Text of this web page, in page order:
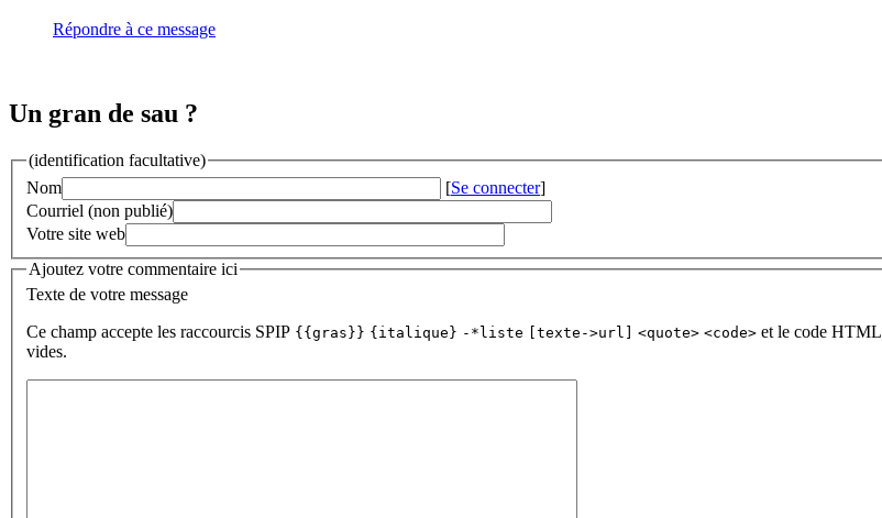
Répondre à ce message
Un gran de sau ?
(identification facultative)
Nom
[Se connecter]
Courriel (non publié)
Votre site web
Ajoutez votre commentaire ici
Texte de votre message
Ce champ accepte les raccourcis SPIP {{gras}} {italique} -*liste [texte->url] <quote> <code> et le code HTML
vides.